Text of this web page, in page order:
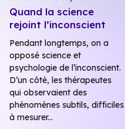
Quand la science
rejoint l’inconscient
Pendant longtemps, on a
opposé science et
psychologie de l’inconscient.
D’un côté, les thérapeutes
qui observaient des
phénomènes subtils, difficiles
à mesurer...